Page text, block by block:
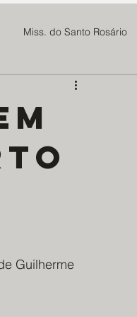
Miss. do Santo Rosário
Fundação Cultural Cristo Rei
MAE Maria Rosa
Deus e N. Senhora
Guilherme